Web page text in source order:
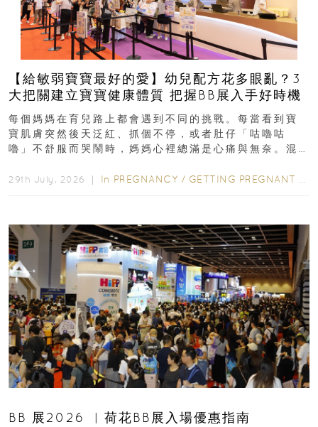
【給敏弱寶寶最好的愛】幼兒配方花多眼亂？3
大把關建立寶寶健康體質 把握BB展入手好時機
每個媽媽在育兒路上都會遇到不同的挑戰。每當看到寶
寶肌膚突然後天泛紅、抓個不停，或者肚仔「咕嚕咕
嚕」不舒服而哭鬧時，媽媽心裡總滿是心痛與無奈。混
29th July, 2026 ｜ In PREGNANCY / GETTING PREGNANT
BB 展2026 ︳荷花BB展入場優惠指南